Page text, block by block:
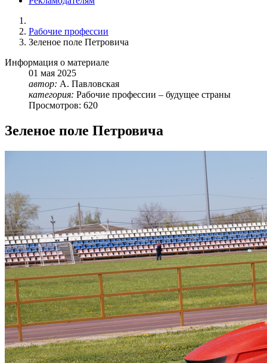
Рабочие профессии
Зеленое поле Петровича
Информация о материале
01 мая 2025
автор: А. Павловская
категория: Рабочие профессии – будущее страны
Просмотров: 620
Зеленое поле Петровича